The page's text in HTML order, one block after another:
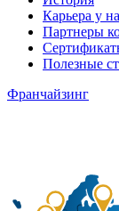
Карьера у
Партнеры
Полезные
Франчайзинг